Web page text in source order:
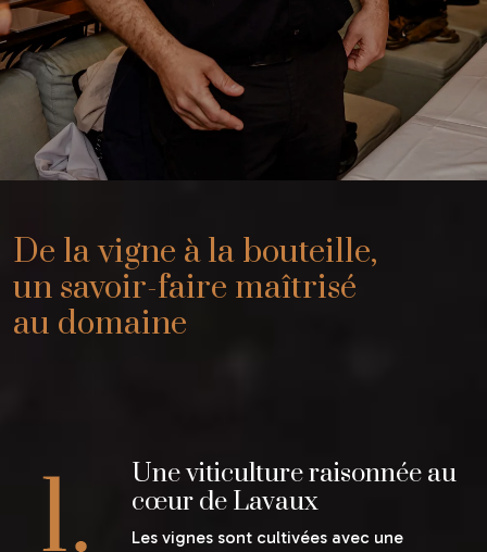
De la vigne à la bouteille,
un savoir-faire maîtrisé
au domaine
Une viticulture raisonnée au
cœur de Lavaux
Les vignes sont cultivées avec une